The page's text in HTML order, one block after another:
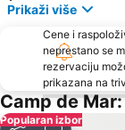
Prikaži više
Cene i
neprestano se
rezervaciju
prikazana na
Camp de
Popularan izbor